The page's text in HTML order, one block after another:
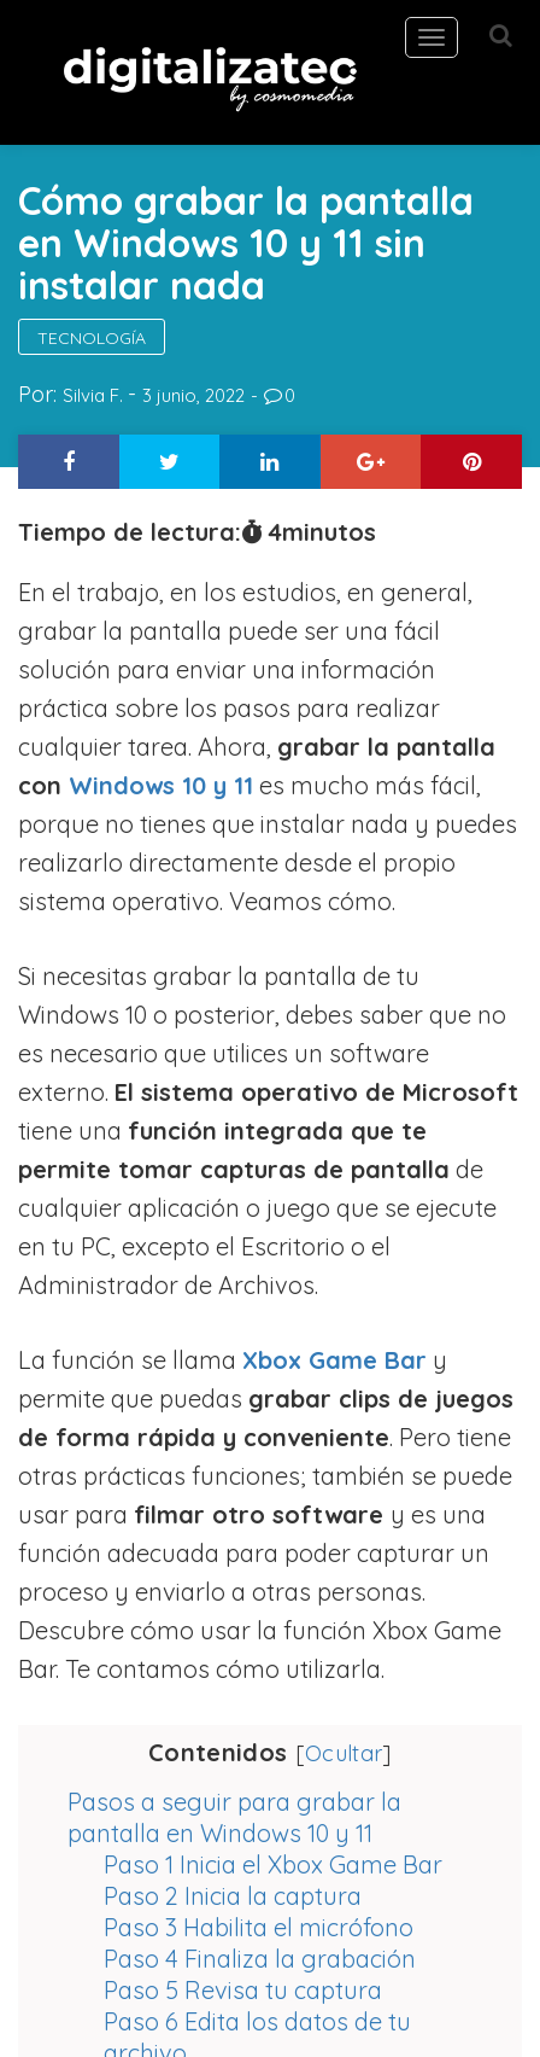
Toggle
navigation
Cómo grabar la pantalla
en Windows 10 y 11 sin
instalar nada
TECNOLOGÍA
Por: Silvia F. 3 junio, 2022 0
Tiempo de lectura: 4minutos
En el trabajo, en los estudios, en general,
grabar la pantalla puede ser una fácil
solución para enviar una información
práctica sobre los pasos para realizar
cualquier tarea. Ahora, grabar la pantalla
con Windows 10 y 11 es mucho más fácil,
porque no tienes que instalar nada y puedes
realizarlo directamente desde el propio
sistema operativo. Veamos cómo.
Si necesitas grabar la pantalla de tu
Windows 10 o posterior, debes saber que no
es necesario que utilices un software
externo. El sistema operativo de Microsoft
tiene una función integrada que te
permite tomar capturas de pantalla de
cualquier aplicación o juego que se ejecute
en tu PC, excepto el Escritorio o el
Administrador de Archivos.
La función se llama Xbox Game Bar y
permite que puedas grabar clips de juegos
de forma rápida y conveniente. Pero tiene
otras prácticas funciones; también se puede
usar para filmar otro software y es una
función adecuada para poder capturar un
proceso y enviarlo a otras personas.
Descubre cómo usar la función Xbox Game
Bar. Te contamos cómo utilizarla.
Contenidos [Ocultar]
Pasos a seguir para grabar la
pantalla en Windows 10 y 11
Paso 1 Inicia el Xbox Game Bar
Paso 2 Inicia la captura
Paso 3 Habilita el micrófono
Paso 4 Finaliza la grabación
Paso 5 Revisa tu captura
Paso 6 Edita los datos de tu